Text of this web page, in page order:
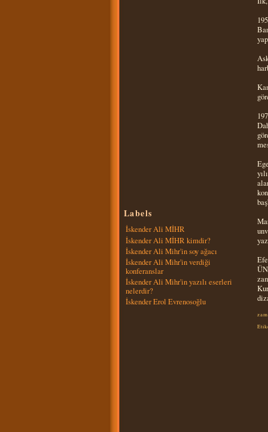
Labels
İskender Ali MİHR
İskender Ali MİHR kimdir?
İskender Ali Mihr'in soy ağacı
İskender Ali Mihr'in verdiği
konferanslar
İskender Ali Mihr'in yazılı eserleri
nelerdir?
İskender Erol Evrenosoğlu